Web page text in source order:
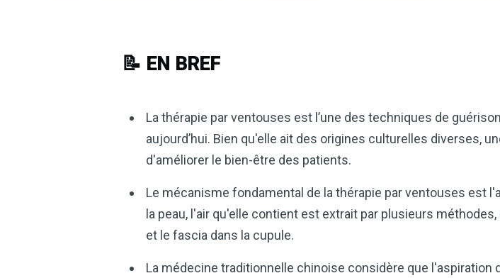
📝 EN BREF
La thérapie par ventouses est l’une des techniques de
aujourd’hui. Bien qu'elle ait des origines culturelles diverses,
d'améliorer le bien-être des patients.
Le mécanisme fondamental de la thérapie par ventouses est
la peau, l'air qu'elle contient est extrait par plusieurs
et le fascia dans la cupule.
La médecine traditionnelle chinoise considère que l'aspiration